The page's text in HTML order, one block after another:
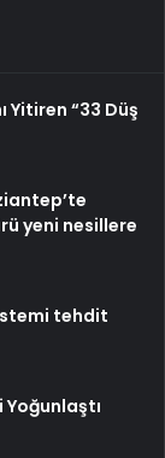
Yitiren “33 Düş
yeni nesillere
tehdit
Yoğunlaştı